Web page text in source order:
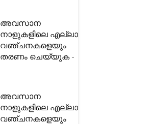
അവസാന
നാളുകളിലെ എല്ലാ
വഞ്ചനകളെയും
തരണം ചെയ്യുക -
അവസാന
നാളുകളിലെ എല്ലാ
വഞ്ചനകളെയും